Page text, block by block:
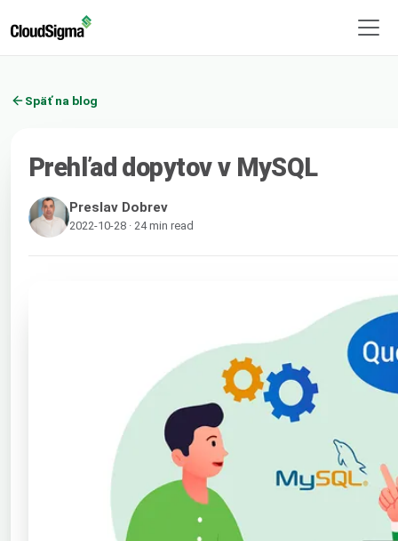
Späť na blog
Prehľad dopytov v MySQL
Preslav Dobrev
2022-10-28 · 24 min read